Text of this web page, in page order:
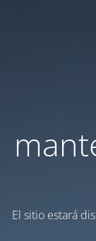
El sitio estará